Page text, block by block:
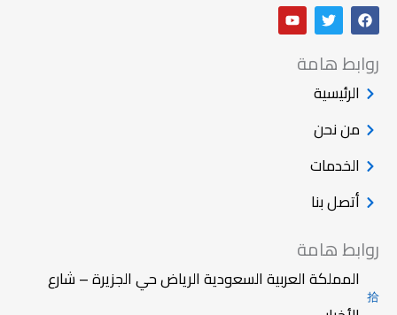
F
a
e
b
o
o
T
w
t
r
Y
o
روابط هامة
الرئيسية
من نحن
الخدمات
أتصل بنا
روابط هامة
المملكة العربية السعودية الرياض حي الجزيرة – شارع